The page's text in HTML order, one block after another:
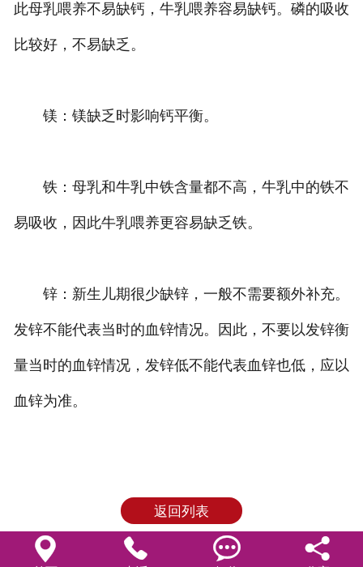
此母乳喂养不易缺钙，牛乳喂养容易缺钙。磷的吸收
比较好，不易缺乏。
镁：镁缺乏时影响钙平衡。
铁：母乳和牛乳中铁含量都不高，牛乳中的铁不
易吸收，因此牛乳喂养更容易缺乏铁。
锌：新生儿期很少缺锌，一般不需要额外补充。
发锌不能代表当时的血锌情况。因此，不要以发锌衡
量当时的血锌情况，发锌低不能代表血锌也低，应以
血锌为准。
返回列表
   